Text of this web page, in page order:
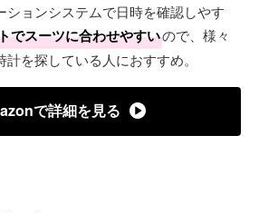
ションシステムで日時を確認しやす
でスーツに合わせやすいので、様々
を探している人におすすめ。
で詳細を見る